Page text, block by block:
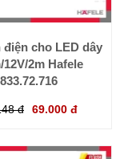
điện cho LED dây
12V/2m Hafele
833.72.716
đ 69.000 đ